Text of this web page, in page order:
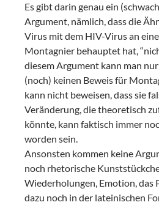
Es gibt darin genau ein
Argument, nämlich, dass die
Virus mit dem HIV-Virus an
Montagnier behauptet hat,
diesem Argument kann man
(noch) keinen Beweis für
kann nicht beweisen, dass sie
Veränderung, die theoretisch
könnte, kann faktisch immer
worden sein.
Ansonsten kommen keine
noch rhetorische
Wiederholungen, Emotion, das
dazu noch in der lateinischen